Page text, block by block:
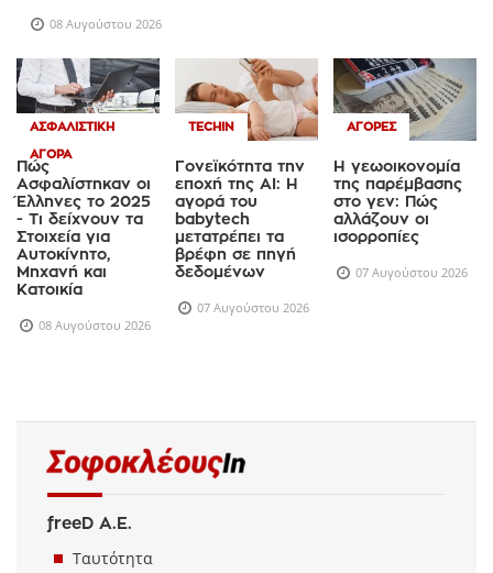
08 Αυγούστου 2026
ΑΣΦΑΛΙΣΤΙΚΉ
ΑΓΟΡΆ
Πώς
Ασφαλίστηκαν οι
Έλληνες το 2025
- Τι δείχνουν τα
Στοιχεία για
Αυτοκίνητο,
Μηχανή και
Κατοικία
08 Αυγούστου 2026
TECHIN
Γονεϊκότητα την
εποχή της AI: Η
αγορά του
babytech
μετατρέπει τα
βρέφη σε πηγή
δεδομένων
07 Αυγούστου 2026
ΑΓΟΡΈΣ
Η γεωοικονομία
της παρέμβασης
στο γεν: Πώς
αλλάζουν οι
ισορροπίες
07 Αυγούστου 2026
freeD Α.Ε.
Ταυτότητα